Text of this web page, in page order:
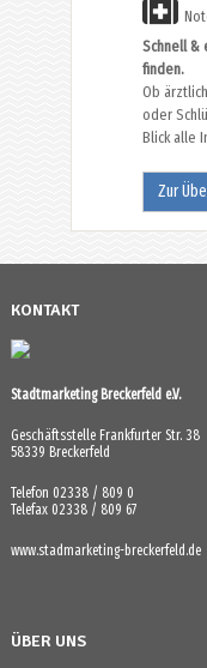
Schnell &
finden.
Ob
oder
Blick alle
Zur
KONTAKT
Stadtmarketing Breckerfeld e.V.
Geschäftsstelle Frankfurter Str. 38
58339 Breckerfeld
Telefon 02338 / 809 0
Telefax 02338 / 809 67
www.stadmarketing-breckerfeld.de
ÜBER UNS